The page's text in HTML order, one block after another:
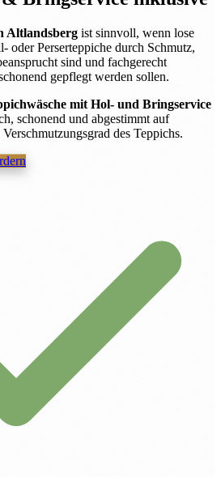
Altlandsberg ist sinnvoll, wenn lose
oder Perserteppiche durch Schmutz,
sind und fachgerecht
gepflegt werden sollen.
mit Hol- und Bringservice
schonend und abgestimmt auf
des Teppichs.